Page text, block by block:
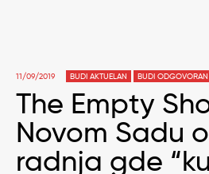
11/09/2019 BUDI AKTUELAN BUDI ODGOVORAN
The Empty
Novom Sadu
radnja gde